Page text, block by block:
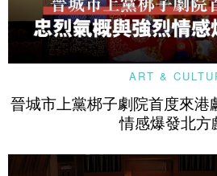
ART &
晉城市上黨梆子劇院首度來港
情感爆發北方